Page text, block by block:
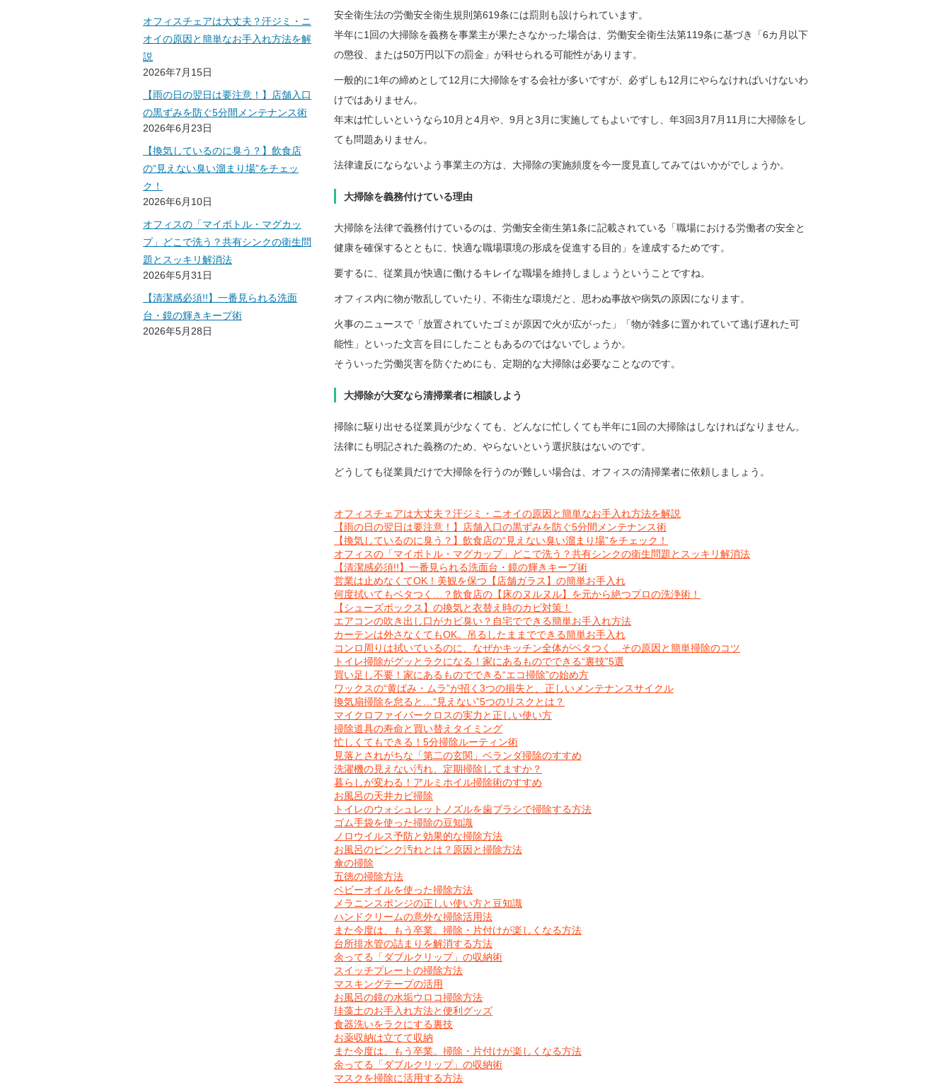
安全衛生法の労働安全衛生規則第619条には罰則も設けられています。
半年に1回の大掃除を義務を事業主が果たさなかった場合は、労働安全衛生法第119条に基づき「6カ月以下
の懲役、または50万円以下の罰金」が科せられる可能性があります。
一般的に1年の締めとして12月に大掃除をする会社が多いですが、必ずしも12月にやらなければいけないわ
けではありません。
年末は忙しいというなら10月と4月や、9月と3月に実施してもよいですし、年3回3月7月11月に大掃除をし
ても問題ありません。
法律違反にならないよう事業主の方は、大掃除の実施頻度を今一度見直してみてはいかがでしょうか。
大掃除を義務付けている理由
大掃除を法律で義務付けているのは、労働安全衛生第1条に記載されている「職場における労働者の安全と
健康を確保するとともに、快適な職場環境の形成を促進する目的」を達成するためです。
要するに、従業員が快適に働けるキレイな職場を維持しましょうということですね。
オフィス内に物が散乱していたり、不衛生な環境だと、思わぬ事故や病気の原因になります。
火事のニュースで「放置されていたゴミが原因で火が広がった」「物が雑多に置かれていて逃げ遅れた可
能性」といった文言を目にしたこともあるのではないでしょうか。
そういった労働災害を防ぐためにも、定期的な大掃除は必要なことなのです。
大掃除が大変なら清掃業者に相談しよう
掃除に駆り出せる従業員が少なくても、どんなに忙しくても半年に1回の大掃除はしなければなりません。
法律にも明記された義務のため、やらないという選択肢はないのです。
どうしても従業員だけで大掃除を行うのが難しい場合は、オフィスの清掃業者に依頼しましょう。
オフィスチェアは大丈夫？汗ジミ・ニオイの原因と簡単なお手入れ方法を解説
【雨の日の翌日は要注意！】店舗入口の黒ずみを防ぐ5分間メンテナンス術
【換気しているのに臭う？】飲食店の“見えない臭い溜まり場”をチェック！
オフィスの「マイボトル・マグカップ」どこで洗う？共有シンクの衛生問題とスッキリ解消法
【清潔感必須!!】一番見られる洗面台・鏡の輝きキープ術
営業は止めなくてOK！美観を保つ【店舗ガラス】の簡単お手入れ
何度拭いてもベタつく…？飲食店の【床のヌルヌル】を元から絶つプロの洗浄術！
【シューズボックス】の換気と衣替え時のカビ対策！
エアコンの吹き出し口がカビ臭い？自宅でできる簡単お手入れ方法
カーテンは外さなくてもOK。吊るしたままでできる簡単お手入れ
コンロ周りは拭いているのに、なぜかキッチン全体がベタつく…その原因と簡単掃除のコツ
トイレ掃除がグッとラクになる！家にあるものでできる“裏技”5選
買い足し不要！家にあるものでできる“エコ掃除”の始め方
ワックスの“黄ばみ・ムラ”が招く3つの損失と、正しいメンテナンスサイクル
換気扇掃除を怠ると…“見えない”5つのリスクとは？
マイクロファイバークロスの実力と正しい使い方
掃除道具の寿命と買い替えタイミング
忙しくてもできる！5分掃除ルーティン術
見落とされがちな「第二の玄関」ベランダ掃除のすすめ
洗濯機の見えない汚れ、定期掃除してますか？
暮らしが変わる！アルミホイル掃除術のすすめ
お風呂の天井カビ掃除
トイレのウォシュレットノズルを歯ブラシで掃除する方法
ゴム手袋を使った掃除の豆知識
ノロウイルス予防と効果的な掃除方法
お風呂のピンク汚れとは？原因と掃除方法
傘の掃除
五徳の掃除方法
ベビーオイルを使った掃除方法
メラニンスポンジの正しい使い方と豆知識
ハンドクリームの意外な掃除活用法
また今度は、もう卒業。掃除・片付けが楽しくなる方法
台所排水管の詰まりを解消する方法
余ってる「ダブルクリップ」の収納術
スイッチプレートの掃除方法
マスキングテープの活用
お風呂の鏡の水垢ウロコ掃除方法
珪藻土のお手入れ方法と便利グッズ
食器洗いをラクにする裏技
お薬収納は立てて収納
また今度は、もう卒業。掃除・片付けが楽しくなる方法
余ってる「ダブルクリップ」の収納術
マスクを掃除に活用する方法
オフィスチェアは大丈夫？汗ジミ・ニ
オイの原因と簡単なお手入れ方法を解
説
2026年7月15日
【雨の日の翌日は要注意！】店舗入口
の黒ずみを防ぐ5分間メンテナンス術
2026年6月23日
【換気しているのに臭う？】飲食店
の“見えない臭い溜まり場”をチェッ
ク！
2026年6月10日
オフィスの「マイボトル・マグカッ
プ」どこで洗う？共有シンクの衛生問
題とスッキリ解消法
2026年5月31日
【清潔感必須!!】一番見られる洗面
台・鏡の輝きキープ術
2026年5月28日